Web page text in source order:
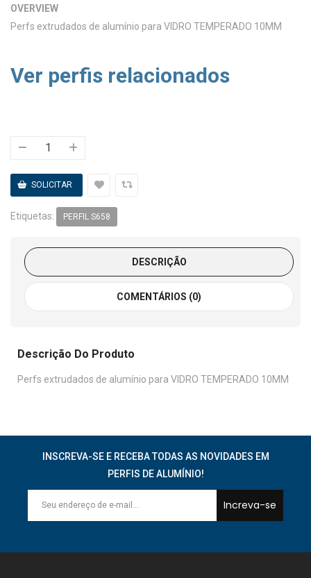
OVERVIEW
Perfs extrudados de alumínio para VIDRO TEMPERADO 10MM
Ver perfis relacionados
Etiquetas: PERFIL S658
DESCRIÇÃO
COMENTÁRIOS (0)
Descrição Do Produto
Perfs extrudados de alumínio para VIDRO TEMPERADO 10MM
INSCREVA-SE E RECEBA TODAS AS NOVIDADES EM
PERFIS DE ALUMÍNIO!
Increva-se